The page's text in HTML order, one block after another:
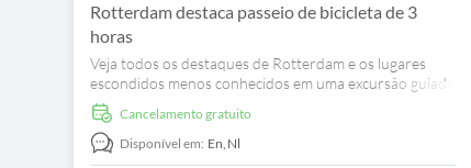
Rotterdam destaca passeio de bicicleta de 3
horas
Veja todos os destaques de Rotterdam e os lugares
escondidos menos conhecidos em uma excursão guiada
de bicicleta de 3 horas.
Cancelamento gratuito
Disponível em: En,Nl